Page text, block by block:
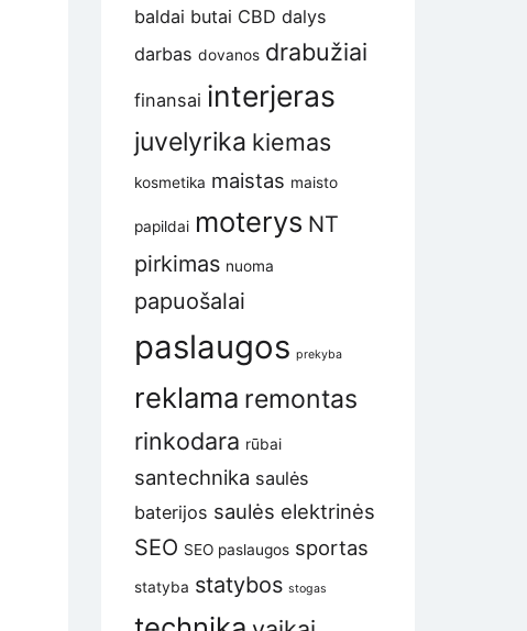
baldai butai CBD dalys
darbas dovanos drabužiai
finansai interjeras
juvelyrika kiemas
kosmetika maistas maisto
papildai moterys NT
pirkimas nuoma
papuošalai
paslaugos prekyba
reklama remontas
rinkodara rūbai
santechnika saulės
baterijos saulės elektrinės
SEO SEO paslaugos sportas
statyba statybos stogas